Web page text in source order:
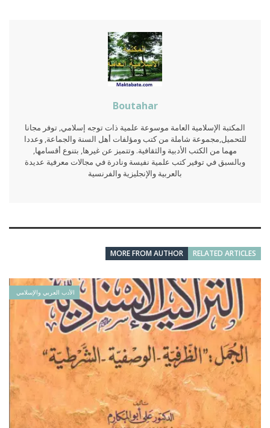
Boutahar
المكتبة الإسلامية العامة موسوعة علمية ذات توجه إسلامي, توفر مجانا
للتحميل,مجموعة شاملة من كتب ومؤلفات أهل السنة والجماعة, وعددا
مهما من الكتب الأدبية والثقافية. وتتميز عن غيرها, بتنوع أقسامها,
وبالسبق في توفير كتب علمية نفيسة ونادرة في مجالات معرفية عديدة
بالعربية والإنجليزية والفرنسية
RELATED ARTICLES
MORE FROM AUTHOR
الأدب العربي والإسلامي